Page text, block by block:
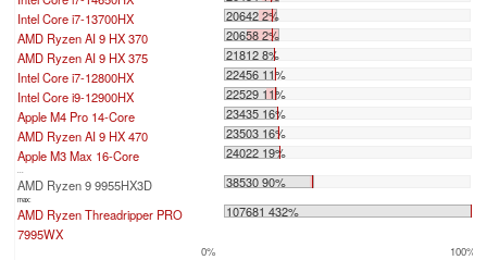
Intel Core i7-13700HX
20642 2%
AMD Ryzen AI 9 HX 370
20658 2%
AMD Ryzen AI 9 HX 375
21812 8%
Intel Core i7-12800HX
22456 11%
Intel Core i9-12900HX
22529 11%
Apple M4 Pro 14-Core
23435 16%
AMD Ryzen AI 9 HX 470
23503 16%
Apple M3 Max 16-Core
24022 19%
...
AMD Ryzen 9 9955HX3D 38530 90%
max:
AMD Ryzen Threadripper PRO
7995WX
107681 432%
0% 100%